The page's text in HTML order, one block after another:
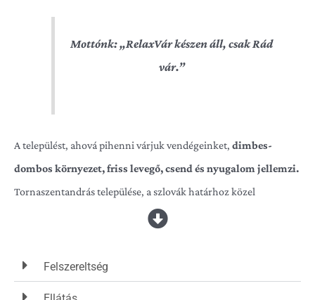
Mottónk: „RelaxVár készen áll, csak Rád
vár.”
A települést, ahová pihenni várjuk vendégeinket, dimbes-
dombos környezet, friss levegő, csend és nyugalom jellemzi.
Tornaszentandrás települése, a szlovák határhoz közel
helyezkedik el, mindössze néhány percre a határtól.
pihennénektávol a város zajától, friss levegőre,
Felszereltség